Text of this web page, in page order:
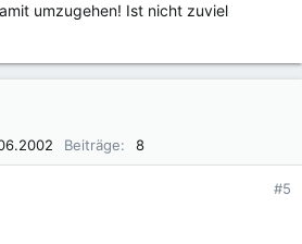
umzugehen! Ist nicht zuviel
Beiträge 8
#5